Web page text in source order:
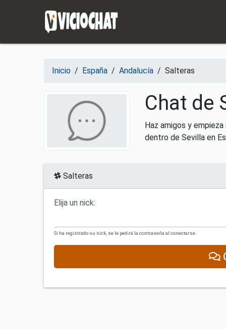
Inicio / España / Andalucía / Salteras
Chat de
Haz amigos y
dentro de Sevilla en
Salteras
Elija un nick:
Si ha registrado su nick, se le pedirá la contraseña al conectarse.